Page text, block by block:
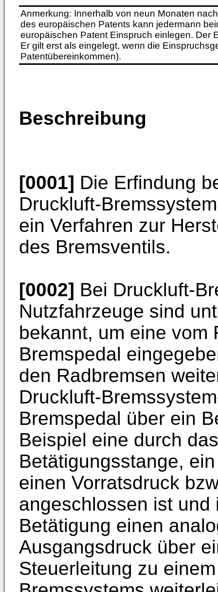
Anmerkung: Innerhalb von neun Monaten
des europäischen Patents kann jedermann
europäischen Patent Einspruch einlegen. Der
Er gilt erst als eingelegt, wenn die
Patentübereinkommen).
Beschreibung
[0001] Die Erfindung
Druckluft-
ein Verfahren zur
des Bremsventils.
[0002] Bei Druckluft-
Nutzfahrzeuge sind
bekannt, um eine vom
Bremspedal
den Radbremsen
Druckluft-
Bremspedal über ein
Beispiel eine durch
Betätigungsstange,
einen Vorratsdruck
angeschlossen ist und
Betätigung einen
Ausgangsdruck über
Steuerleitung zu